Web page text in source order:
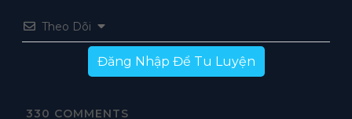
Theo Dõi
Đăng Nhập Để Tu Luyện
330 COMMENTS